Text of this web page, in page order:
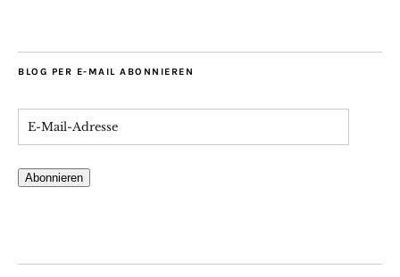
BLOG PER E-MAIL ABONNIEREN
Abonnieren